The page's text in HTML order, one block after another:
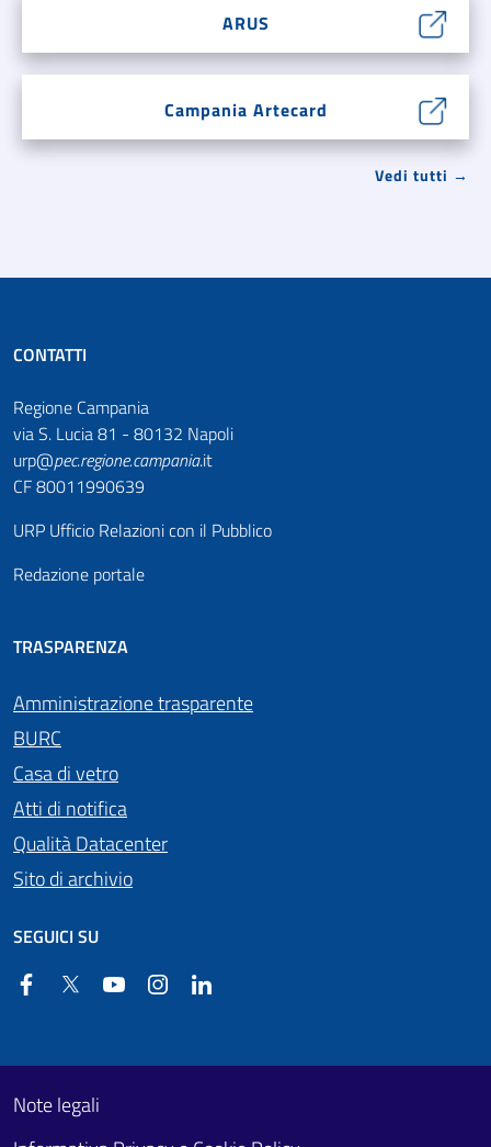
ARUS
Campania Artecard
Vedi tutti →
CONTATTI
Regione Campania
via S. Lucia 81 - 80132 Napoli
urp@pec.regione.campania.it
CF 80011990639
URP Ufficio Relazioni con il Pubblico
Redazione portale
TRASPARENZA
Amministrazione trasparente
BURC
Casa di vetro
Atti di notifica
Qualità Datacenter
Sito di archivio
SEGUICI SU
FacebookTwitter YouTube Instagram
Footer First
Useful links section
Note legali